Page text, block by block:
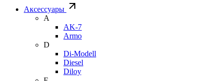
Аксессуары
A
AK-7
Armo
D
Di-Modell
Diesel
Diloy